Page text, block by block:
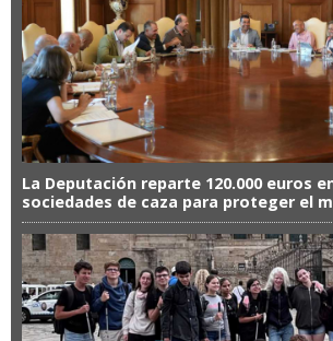
La Deputación reparte 120.000 euros
sociedades de caza para proteger el